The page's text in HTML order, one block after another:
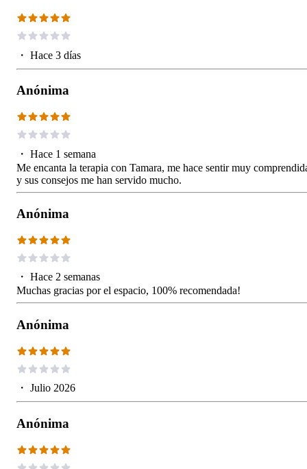
・ Hace 3 días
Anónima
・ Hace 1 semana
Me encanta la terapia con Tamara, me hace sentir muy
y sus consejos me han servido mucho.
Anónima
・ Hace 2 semanas
Muchas gracias por el espacio, 100% recomendada!
Anónima
・ Julio 2026
Anónima